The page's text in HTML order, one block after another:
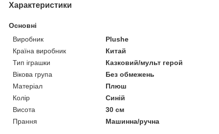
Характеристики
Основні
Виробник
Plushe
Країна виробник
Китай
Тип іграшки
Казковий/мульт герой
Вікова група
Без обмежень
Матеріал
Плюш
Колір
Синій
Висота
30 см
Прання
Машинна/ручна